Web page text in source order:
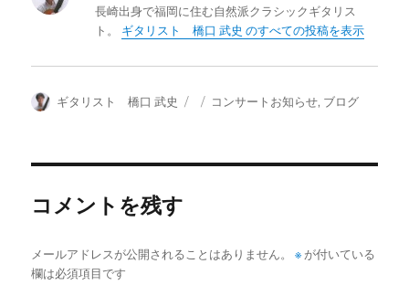
長崎出身で福岡に住む自然派クラシックギタリス
ト。 ギタリスト 橋口 武史 のすべての投稿を表示
投
ギタリスト 橋口 武史
投 カ
コンサートお知らせ, ブログ
コメントを残す
メールアドレスが公開されることはありません。 ※ が付いている
欄は必須項目です